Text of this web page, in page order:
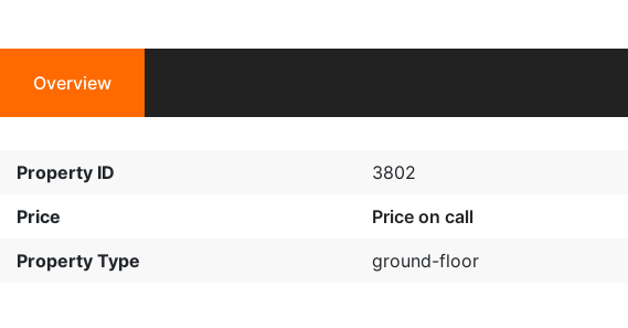
Overview
Property ID
3802
Price
Price on call
Property Type
ground-floor